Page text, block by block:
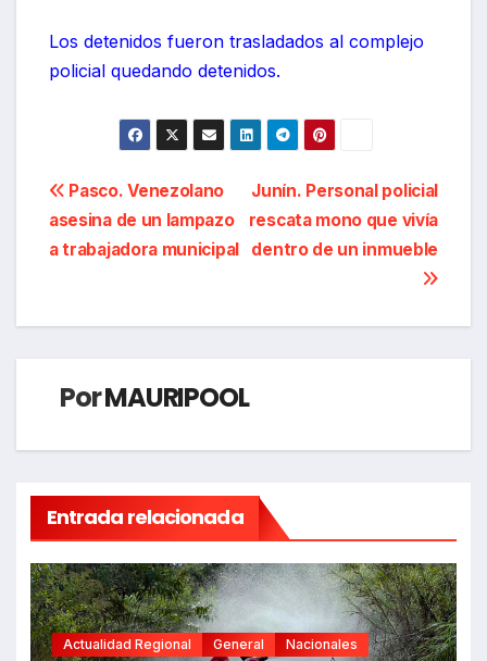
Los detenidos fueron trasladados al complejo
policial quedando detenidos.
Navegación
de
Junín. Personal policial
rescata mono que vivía
dentro de un inmueble
Pasco. Venezolano
asesina de un lampazo
a trabajadora municipal
PorMAURIPOOL
Entrada relacionada
Actualidad Regional General Nacionales